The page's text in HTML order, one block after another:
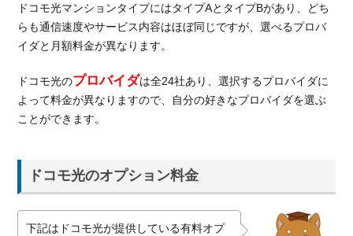
イ
ン
ト
プロ
バイ
ダに
金が
異な
2.2.
ドコモ光マンションタイプにはタイプAとタイプBがあり、どち
らも通信速度やサービス内容はほぼ同じですが、選べるプロバ
イダと月額料金が異なります。
ドコモ光のプロバイダは全24社あり、選択するプロバイダに
よって料金が異なりますので、自分の好きなプロバイダを選ぶ
ことができます。
ドコモ光のオプション料金
下記はドコモ光が提供している有料オプ